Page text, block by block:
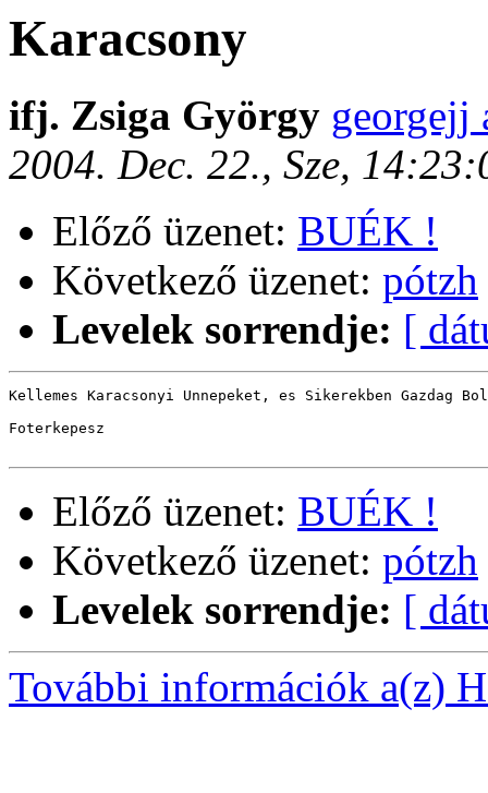
Karacsony
ifj. Zsiga György georgejj
2004. Dec. 22., Sze,
Előző üzenet: BUÉK !
Következő üzenet: pótzh
Levelek sorrendje: [
Kellemes Karacsonyi Unnepeket, es Sikerekben Gazdag
Foterkepesz
Előző üzenet: BUÉK !
Következő üzenet: pótzh
Levelek sorrendje: [
További információk a(z)